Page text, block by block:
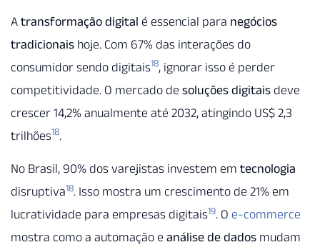
A transformação digital é essencial para negócios
tradicionais hoje. Com 67% das interações do
consumidor sendo digitais18, ignorar isso é perder
competitividade. O mercado de soluções digitais deve
crescer 14,2% anualmente até 2032, atingindo US$ 2,3
trilhões18.
No Brasil, 90% dos varejistas investem em tecnologia
disruptiva18. Isso mostra um crescimento de 21% em
lucratividade para empresas digitais19. O e-commerce
mostra como a automação e análise de dados mudam